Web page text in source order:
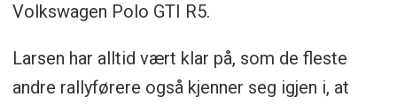
Volkswagen Polo GTI R5.
Larsen har alltid vært klar på, som de fleste
andre rallyførere også kjenner seg igjen i, at